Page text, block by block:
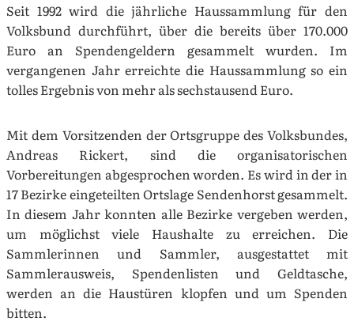
Seit 1992 wird die jährliche Haussammlung für den
Volksbund durchführt, über die bereits über 170.000
Euro an Spendengeldern gesammelt wurden. Im
vergangenen Jahr erreichte die Haussammlung so ein
tolles Ergebnis von mehr als sechstausend Euro.
Mit dem Vorsitzenden der Ortsgruppe des Volksbundes,
Andreas Rickert, sind die organisatorischen
Vorbereitungen abgesprochen worden. Es wird in der in
17 Bezirke eingeteilten Ortslage Sendenhorst gesammelt.
In diesem Jahr konnten alle Bezirke vergeben werden,
um möglichst viele Haushalte zu erreichen. Die
Sammlerinnen und Sammler, ausgestattet mit
Sammlerausweis, Spendenlisten und Geldtasche,
werden an die Haustüren klopfen und um Spenden
bitten.